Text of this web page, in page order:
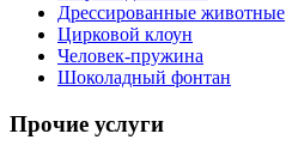
Дрессированные животные
Цирковой клоун
Человек-пружина
Шоколадный фонтан
Прочие услуги